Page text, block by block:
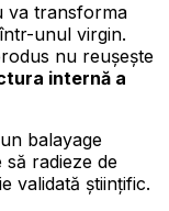
va transforma
unul virgin.
nu reușește
internă a
balayage
radieze de
validată științific.